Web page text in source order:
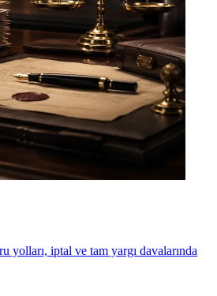
yolları, iptal ve tam yargı davalarında